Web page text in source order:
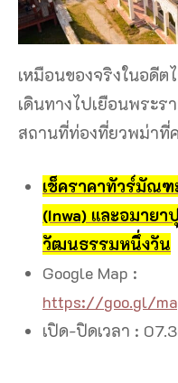
เหมือนของจริงในอดีต
เดินทางไปเยือนพระ
สถานที่ท่องที่ยวพม่าที่
เช็คราคาทัวร์มัณฑ
(Inwa) และอมายา
วัฒนธรรมหนึ่งวัน
Google Map :
https://goo.gl/
เปิด-ปิดเวลา :